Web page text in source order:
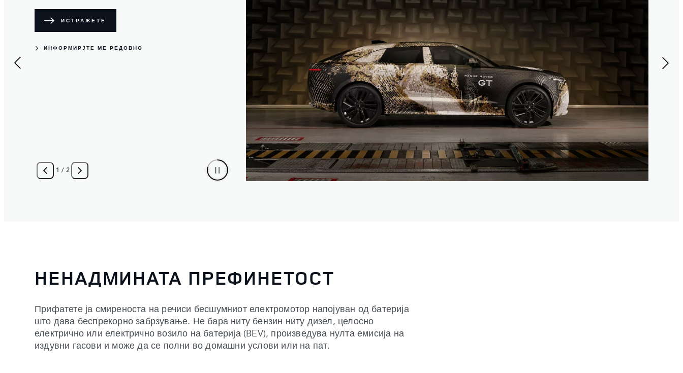
2 / 2
бесшумниот целосно електричен погон за ново ниво
на префинетост.
ПРИЈАВЕТЕ СЕ НА ЛИСТАТА НА ЧЕКАЊЕ
НЕНАДМИНАТА ПРЕФИНЕТОСТ
Прифатете ја смиреноста на речиси бесшумниот електромотор напојуван од батерија
што дава беспрекорно забрзување. Не бара ниту бензин ниту дизел, целосно
електрично или електрично возило на батерија (BEV), произведува нулта емисија на
издувни гасови и може да се полни во домашни услови или на пат.